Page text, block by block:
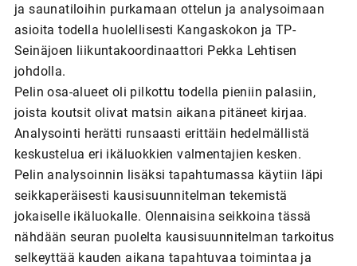
ja saunatiloihin purkamaan ottelun ja analysoimaan
asioita todella huolellisesti Kangaskokon ja TP-
Seinäjoen liikuntakoordinaattori Pekka Lehtisen
johdolla.
Pelin osa-alueet oli pilkottu todella pieniin palasiin,
joista koutsit olivat matsin aikana pitäneet kirjaa.
Analysointi herätti runsaasti erittäin hedelmällistä
keskustelua eri ikäluokkien valmentajien kesken.
Pelin analysoinnin lisäksi tapahtumassa käytiin läpi
seikkaperäisesti kausisuunnitelman tekemistä
jokaiselle ikäluokalle. Olennaisina seikkoina tässä
nähdään seuran puolelta kausisuunnitelman tarkoitus
selkeyttää kauden aikana tapahtuvaa toimintaa ja